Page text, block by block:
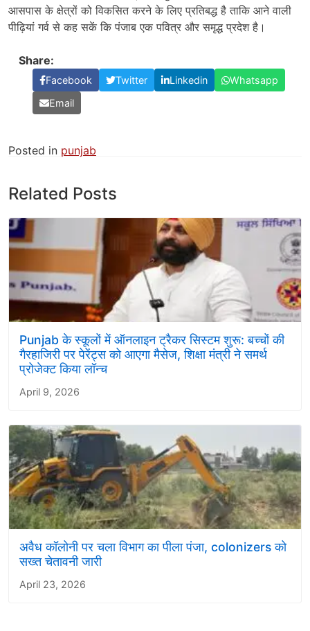
आसपास के क्षेत्रों को विकसित करने के लिए प्रतिबद्ध है ताकि आने वाली
पीढ़ियां गर्व से कह सकें कि पंजाब एक पवित्र और समृद्ध प्रदेश है।
Share:
Facebook Twitter Linkedin
Whatsapp
Email
Posted in punjab
Related Posts
Punjab के स्कूलों में ऑनलाइन ट्रैकर सिस्टम शुरू: बच्चों की
गैरहाजिरी पर पेरेंट्स को आएगा मैसेज, शिक्षा मंत्री ने समर्थ
प्रोजेक्ट किया लॉन्च
April 9, 2026
अवैध कॉलोनी पर चला विभाग का पीला पंजा, colonizers को
सख्त चेतावनी जारी
April 23, 2026